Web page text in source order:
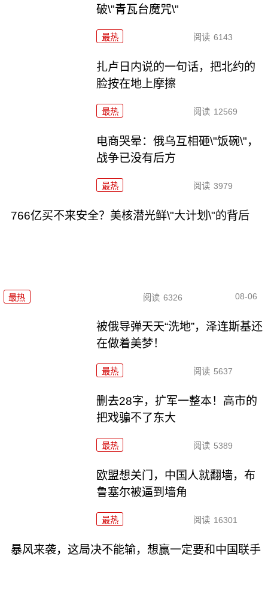
破\"青瓦台魔咒\"
最热 阅读 6143
扎卢日内说的一句话，把北约的
脸按在地上摩擦
最热 阅读 12569
电商哭晕：俄乌互相砸\"饭碗\"，
战争已没有后方
最热 阅读 3979
766亿买不来安全？美核潜光鲜\"大计划\"的背后
最热 阅读 6326 08-06
被俄导弹天天“洗地”，泽连斯基还
在做着美梦！
最热 阅读 5637
删去28字，扩军一整本！高市的
把戏骗不了东大
最热 阅读 5389
欧盟想关门，中国人就翻墙，布
鲁塞尔被逼到墙角
最热 阅读 16301
暴风来袭，这局决不能输，想赢一定要和中国联手